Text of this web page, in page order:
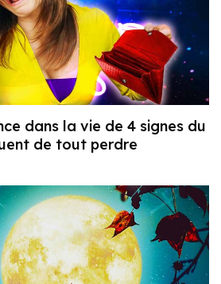
dans la vie de 4 signes du
de tout perdre